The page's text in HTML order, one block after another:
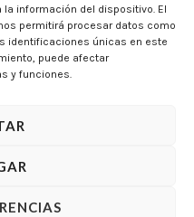
información del dispositivo. El
permitirá procesar datos como
identificaciones únicas en este
puede afectar
y funciones.
de 10:00 a 22:00
del Málaga Factory
Desarrollado por